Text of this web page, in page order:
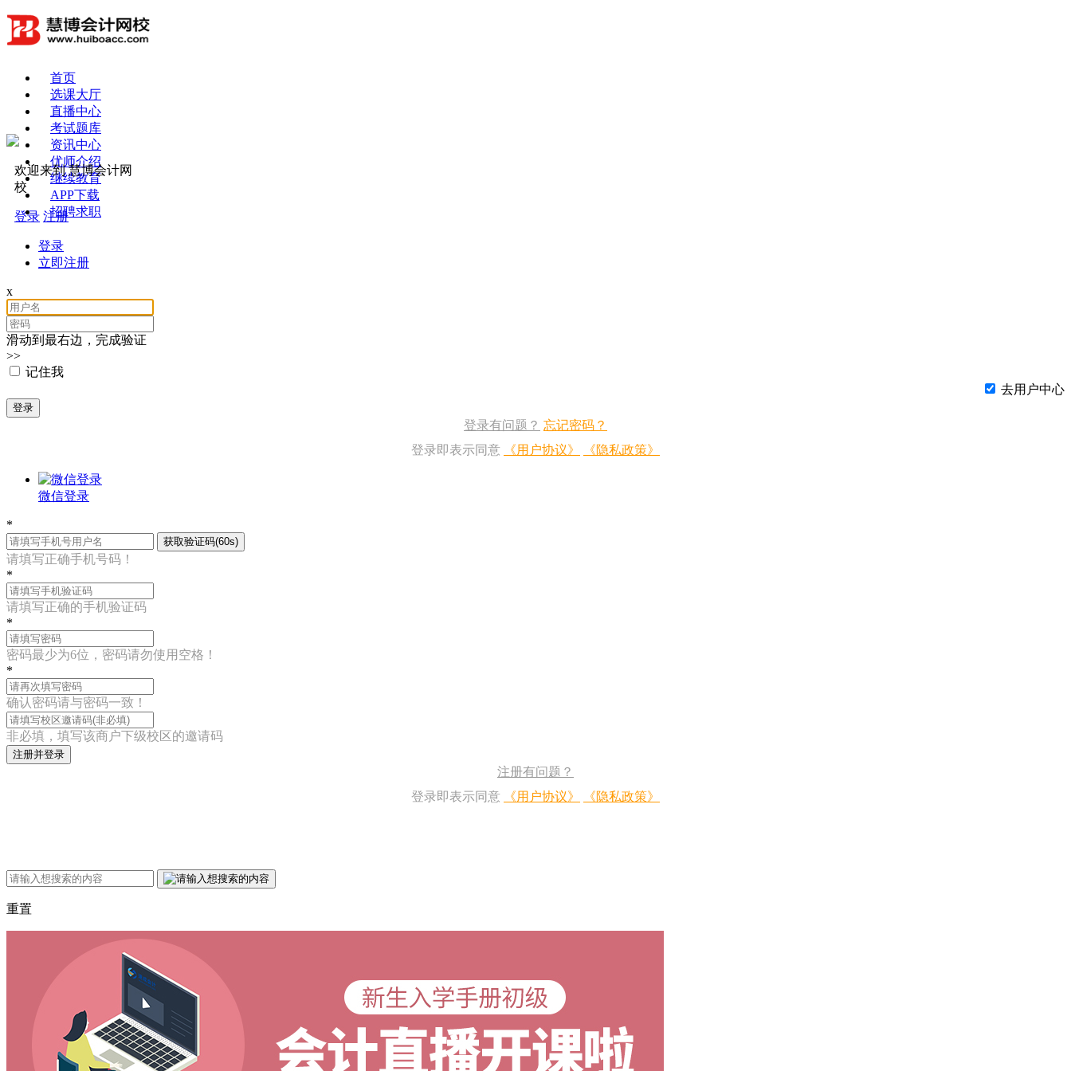
首页
选课大厅
直播中心
考试题库
资讯中心
优师介绍
继续教育
APP下载
招聘求职
欢迎来到 慧博会计网
校
登录 注册
登录
立即注册
x
滑动到最右边，完成验证
>>
记住我
去用户中心
登录
登录有问题？ 忘记密码？
登录即表示同意
《用户协议》 《隐私政策》
微信登录
*
获取验证码(60s)
请填写正确手机号码！
*
请填写正确的手机验证码
*
密码最少为6位，密码请勿使用空格！
*
确认密码请与密码一致！
非必填，填写该商户下级校区的邀请码
注册并登录
注册有问题？
登录即表示同意
《用户协议》 《隐私政策》
重置